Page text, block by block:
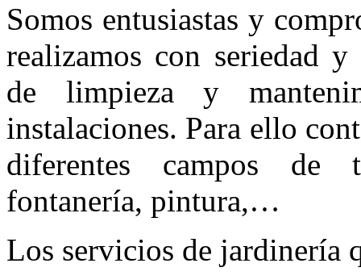
Somos entusiastas y
realizamos con seriedad
de limpieza y
instalaciones. Para ello
diferentes campos de
fontanería, pintura,…
Los servicios de jardinería